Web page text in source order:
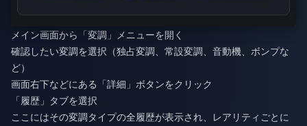
メイン画面から「変調」メニューを開く
確認したい変調を選択（独占変調、常設変調、音動機、ボンプな
ど）
画面右下などにある「詳細」ボタンをクリック
「履歴」タブを選択
ここにはその変調タイプの全履歴が表示され、レアリティごとに